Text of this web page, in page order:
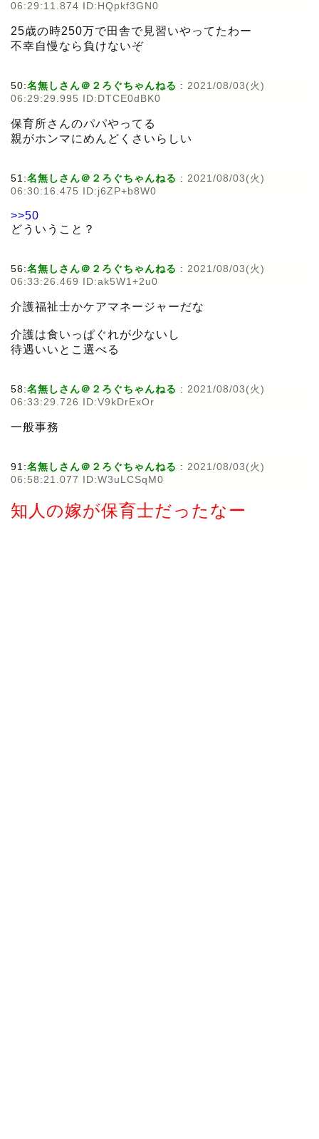
06:29:11.874 ID:HQpkf3GN0
25歳の時250万で田舎で見習いやってたわー
不幸自慢なら負けないぞ
50:名無しさん＠２ろぐちゃんねる : 2021/08/03(火)
06:29:29.995 ID:DTCE0dBK0
保育所さんのパパやってる
親がホンマにめんどくさいらしい
51:名無しさん＠２ろぐちゃんねる : 2021/08/03(火)
06:30:16.475 ID:j6ZP+b8W0
>>50
どういうこと？
56:名無しさん＠２ろぐちゃんねる : 2021/08/03(火)
06:33:26.469 ID:ak5W1+2u0
介護福祉士かケアマネージャーだな
介護は食いっぱぐれが少ないし
待遇いいとこ選べる
58:名無しさん＠２ろぐちゃんねる : 2021/08/03(火)
06:33:29.726 ID:V9kDrExOr
一般事務
91:名無しさん＠２ろぐちゃんねる : 2021/08/03(火)
06:58:21.077 ID:W3uLCSqM0
知人の嫁が保育士だったなー